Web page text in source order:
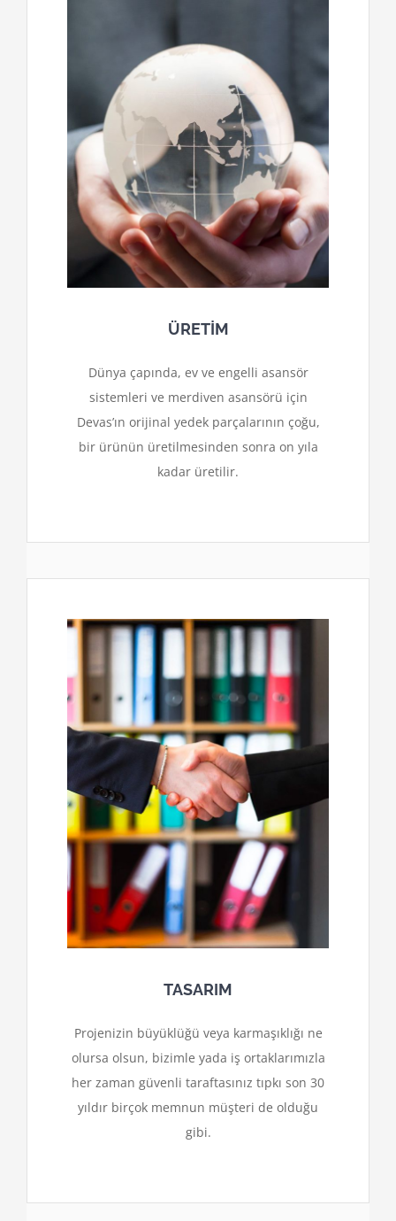
ÜRETİM
Dünya çapında, ev ve engelli asansör
sistemleri ve merdiven asansörü için
Devas’ın orijinal yedek parçalarının çoğu,
bir ürünün üretilmesinden sonra on yıla
kadar üretilir.
TASARIM
Projenizin büyüklüğü veya karmaşıklığı ne
olursa olsun, bizimle yada iş ortaklarımızla
her zaman güvenli taraftasınız tıpkı son 30
yıldır birçok memnun müşteri de olduğu
gibi.